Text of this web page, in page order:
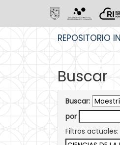
REPOSITORIO
Buscar
Buscar:
por
Filtros actuales: